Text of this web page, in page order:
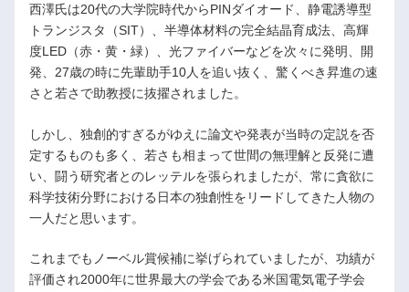
西澤氏は20代の大学院時代からPINダイオード、静電誘導型
トランジスタ（SIT）、半導体材料の完全結晶育成法、高輝
度LED（赤・黄・緑）、光ファイバーなどを次々に発明、開
発、27歳の時に先輩助手10人を追い抜く、驚くべき昇進の速
さと若さで助教授に抜擢されました。
しかし、独創的すぎるがゆえに論文や発表が当時の定説を否
定するものも多く、若さも相まって世間の無理解と反発に遭
い、闘う研究者とのレッテルを張られましたが、常に貪欲に
科学技術分野における日本の独創性をリードしてきた人物の
一人だと思います。
これまでもノーベル賞候補に挙げられていましたが、功績が
評価され2000年に世界最大の学会である米国電気電子学会